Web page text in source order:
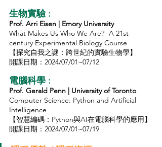
生物實驗 :
Prof. Arri Eisen | Emory University
What Makes Us Who We Are?- A 21st-
century Experimental Biology Course
【探究自我之謎：跨世紀的實驗生物學】
開課日期：2024/07/01~07/12
電腦科學 :
Prof. Gerald Penn | University of Toronto
Computer Science: Python and Artificial
Intelligence
【智慧編碼：Python與AI在電腦科學的應用】
開課日期：2024/07/01~07/19